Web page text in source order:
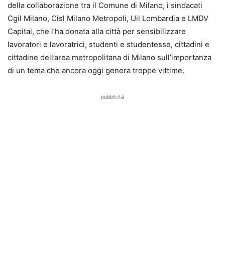
della collaborazione tra il Comune di Milano, i sindacati
Cgil Milano, Cisl Milano Metropoli, Uil Lombardia e LMDV
Capital, che l’ha donata alla città per sensibilizzare
lavoratori e lavoratrici, studenti e studentesse, cittadini e
cittadine dell’area metropolitana di Milano sull’importanza
di un tema che ancora oggi genera troppe vittime.
pubblicità